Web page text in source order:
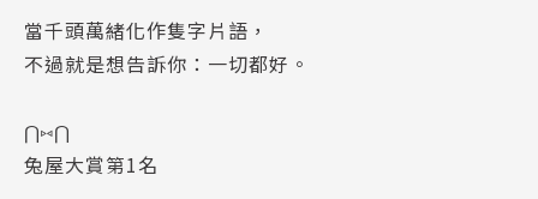
當千頭萬緒化作隻字片語，
不過就是想告訴你：一切都好。
⋂⑅⋂
兔屋大賞第1名